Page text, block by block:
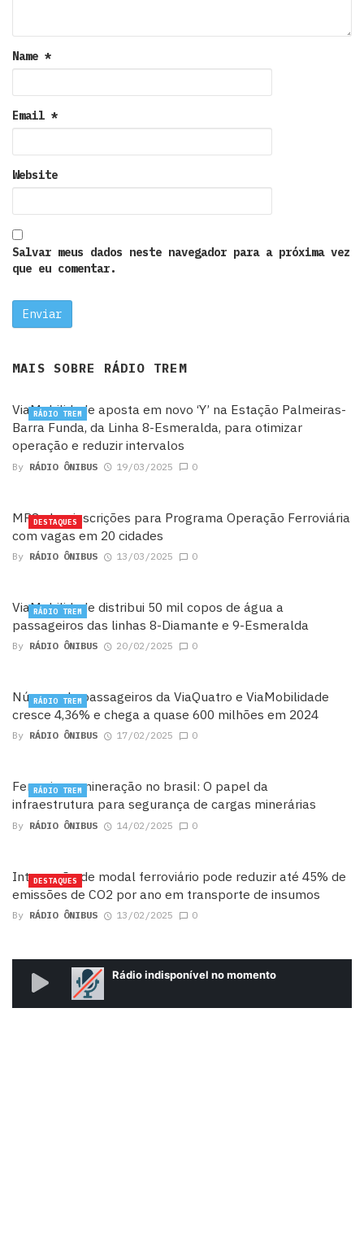
Name *
Email *
Website
Salvar meus dados neste navegador para a próxima vez
que eu comentar.
MAIS SOBRE RÁDIO TREM
ViaMobilidade aposta em novo ‘Y’ na Estação Palmeiras-
Barra Funda, da Linha 8-Esmeralda, para otimizar
operação e reduzir intervalos
By RÁDIO ÔNIBUS 19/03/2025 0
RÁDIO TREM
MRS abre inscrições para Programa Operação Ferroviária
com vagas em 20 cidades
By RÁDIO ÔNIBUS 13/03/2025 0
DESTAQUES
ViaMobilidade distribui 50 mil copos de água a
passageiros das linhas 8-Diamante e 9-Esmeralda
By RÁDIO ÔNIBUS 20/02/2025 0
RÁDIO TREM
Número de passageiros da ViaQuatro e ViaMobilidade
cresce 4,36% e chega a quase 600 milhões em 2024
By RÁDIO ÔNIBUS 17/02/2025 0
RÁDIO TREM
Ferrovias e mineração no brasil: O papel da
infraestrutura para segurança de cargas minerárias
By RÁDIO ÔNIBUS 14/02/2025 0
RÁDIO TREM
Integração de modal ferroviário pode reduzir até 45% de
emissões de CO2 por ano em transporte de insumos
By RÁDIO ÔNIBUS 13/02/2025 0
DESTAQUES